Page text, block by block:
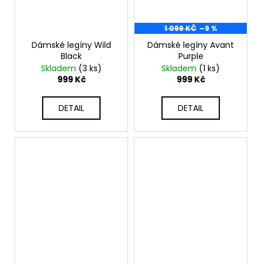
Dámské legíny Wild
Black
Skladem (3 ks)
999 Kč
DETAIL
1 099 KČ –9 %
Dámské legíny Avant
Purple
Skladem (1 ks)
999 Kč
DETAIL